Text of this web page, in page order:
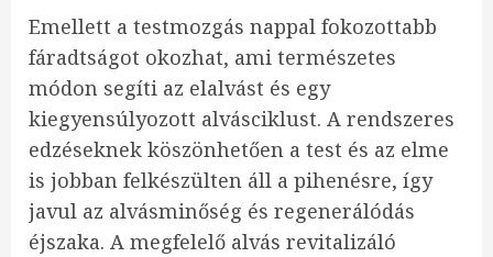
Emellett a testmozgás nappal fokozottabb
fáradtságot okozhat, ami természetes
módon segíti az elalvást és egy
kiegyensúlyozott alvásciklust. A rendszeres
edzéseknek köszönhetően a test és az elme
is jobban felkészülten áll a pihenésre, így
javul az alvásminőség és regenerálódás
éjszaka. A megfelelő alvás revitalizáló